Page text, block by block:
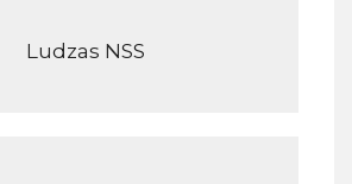
Ludzas NSS